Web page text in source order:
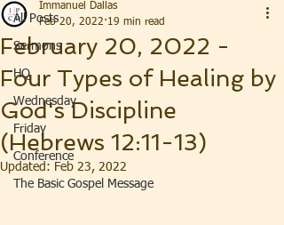
All Posts
Sermons
HQ
Wednesday
Friday
Conference
The Basic Gospel Message
February 20, 2022 -
Four Types of Healing by
God's Discipline
(Hebrews 12:11-13)
Immanuel Dallas
Feb 20, 2022 19 min read
Updated: Feb 23, 2022